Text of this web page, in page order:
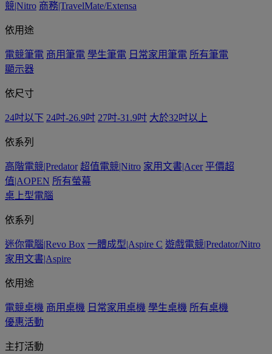
競|Nitro 商務|TravelMate/Extensa
依用途
電競筆電 商用筆電 學生筆電 日常家用筆電 所有筆電
顯示器
依尺寸
24吋以下 24吋-26.9吋 27吋-31.9吋 大於32吋以上
依系列
高階電競|Predator 超值電競|Nitro 家用文書|Acer 平價超
值|AOPEN 所有螢幕
桌上型電腦
依系列
迷你電腦|Revo Box 一體成型|Aspire C 遊戲電競|Predator/Nitro
家用文書|Aspire
依用途
電競桌機 商用桌機 日常家用桌機 學生桌機 所有桌機
優惠活動
主打活動